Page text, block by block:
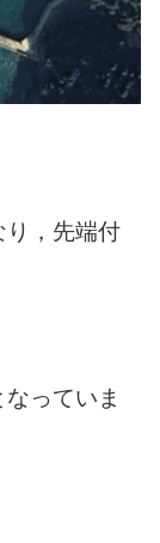
り，先端付
っていま